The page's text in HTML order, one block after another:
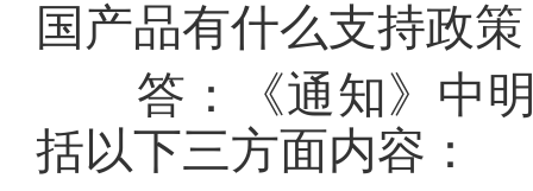
国产品有什么支持政
答：《通知》中明
括以下三方面内容：